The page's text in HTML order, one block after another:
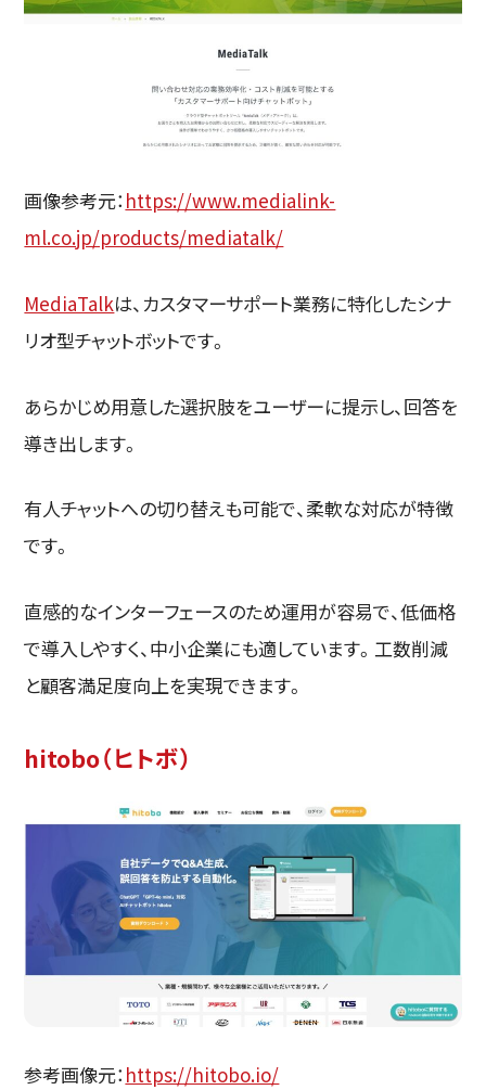
画像参考元： https://www.medialink-
ml.co.jp/products/mediatalk/
MediaTalkは、カスタマーサポート業務に特化したシナ
リオ型チャットボットです。
あらかじめ用意した選択肢をユーザーに提示し、回答を
導き出します。
有人チャットへの切り替えも可能で、柔軟な対応が特徴
です。
直感的なインターフェースのため運用が容易で、低価格
で導入しやすく、中小企業にも適しています。工数削減
と顧客満足度向上を実現できます。
hitobo（ヒトボ）
参考画像元： https://hitobo.io/